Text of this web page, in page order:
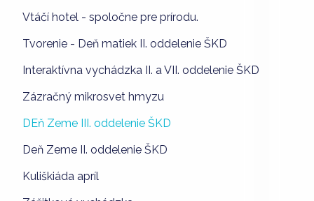
Vtáčí hotel - spoločne pre prírodu.
Tvorenie - Deň matiek II. oddelenie ŠKD
Interaktívna vychádzka II. a VII. oddelenie ŠKD
Zázračný mikrosvet hmyzu
DEň Zeme III. oddelenie ŠKD
Deň Zeme II. oddelenie ŠKD
Kuliškiáda apríl